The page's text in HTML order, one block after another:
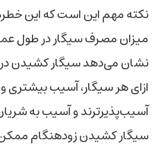
نکته مهم این است که این
میزان مصرف سیگار در طول عمر
نشان می‌دهد سیگار کشیدن
ازای هر سیگار، آسیب بیشتری
آسیب‌پذیرترند و آسیب به
سیگار کشیدن زودهنگام